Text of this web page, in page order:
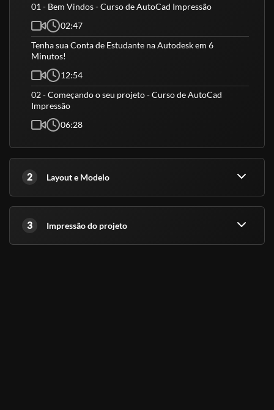
01 - Bem Vindos - Curso de AutoCad Impressão
02:47
Tenha sua Conta de Estudante na Autodesk em 6
Minutos!
12:54
02 - Começando o seu projeto - Curso de AutoCad
Impressão
06:28
2 Layout e Modelo
3 Impressão do projeto